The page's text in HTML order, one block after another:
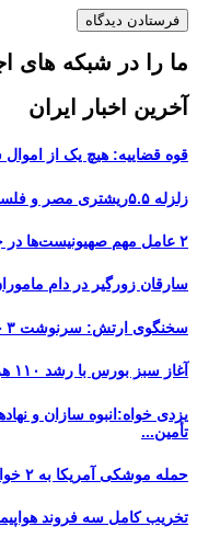
ما را در شبکه های
آخرین اخبار ایران
قوه قضاییه: هیچ یک از
زلزله ۵.۵ریشتری مصر و فلسطین را لرزاند
۲ عامل مهم صهیونیست‌ها در جنگ‌های ۱۲ روزه و ۴۰ روزه اعدام شدند
سارقان زورگیر در دام
سخنگوی ارتش: سرنوشت ۳ خلبان ما هنوز مشخص نیست
آغاز سبز بورس با رشد ۱۱۰ هزار واحدی شاخص کل
یزدی خواه:انبوه سازان و
تأمین...
حمله موشکی آمریکا به ۲ خوابگاه دانشجویی در اهواز
تخریب کامل سه فروند هواپیمای «اِف ۳۵»